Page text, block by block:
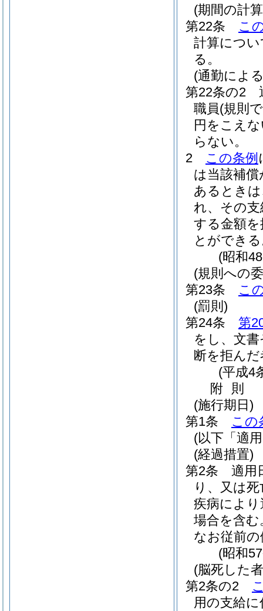
(期間の計
第22条
こ
計算につ
る。
(通勤によ
第22条の2
職員(規則
円をこえ
らない。
2
この条例
は当該補
あるとき
れ、その
する金額
とができ
(昭和
(規則への
第23条
こ
(罰則)
第24条
第
をし、文
断を拒ん
(平成4
附 則
(施行期日)
第1条
この
(以下「適
(経過措置)
第2条
適用
り、又は
疾病によ
場合を含む
なお従前
(昭和
(脳死した
第2条の2
用の支給